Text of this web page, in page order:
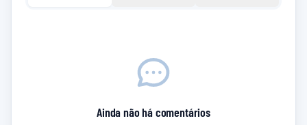
Ainda não há comentários